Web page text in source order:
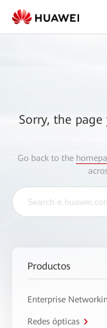
Sorry, the
Go back to the
Productos
Enterprise
Redes ópticas